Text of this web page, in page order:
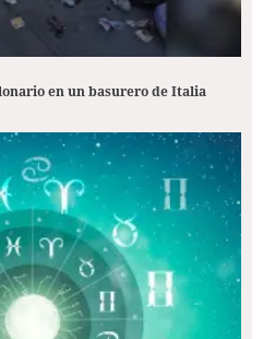
en un basurero de Italia